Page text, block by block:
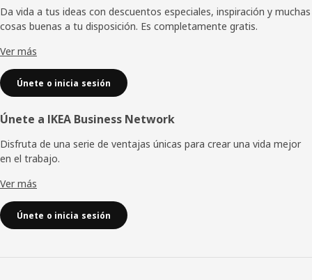
de
página
Da vida a tus ideas con descuentos especiales, inspiración y muchas
cosas buenas a tu disposición. Es completamente gratis.
Ver más
Únete o inicia sesión
Únete a IKEA Business Network
Disfruta de una serie de ventajas únicas para crear una vida mejor
en el trabajo.
Ver más
Únete o inicia sesión